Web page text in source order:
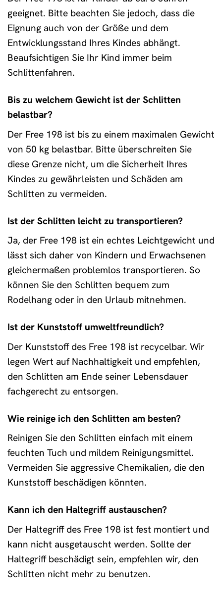
geeignet. Bitte beachten Sie jedoch, dass die
Eignung auch von der Größe und dem
Entwicklungsstand Ihres Kindes abhängt.
Beaufsichtigen Sie Ihr Kind immer beim
Schlittenfahren.
Bis zu welchem Gewicht ist der Schlitten
belastbar?
Der Free 198 ist bis zu einem maximalen Gewicht
von 50 kg belastbar. Bitte überschreiten Sie
diese Grenze nicht, um die Sicherheit Ihres
Kindes zu gewährleisten und Schäden am
Schlitten zu vermeiden.
Ist der Schlitten leicht zu transportieren?
Ja, der Free 198 ist ein echtes Leichtgewicht und
lässt sich daher von Kindern und Erwachsenen
gleichermaßen problemlos transportieren. So
können Sie den Schlitten bequem zum
Rodelhang oder in den Urlaub mitnehmen.
Ist der Kunststoff umweltfreundlich?
Der Kunststoff des Free 198 ist recycelbar. Wir
legen Wert auf Nachhaltigkeit und empfehlen,
den Schlitten am Ende seiner Lebensdauer
fachgerecht zu entsorgen.
Wie reinige ich den Schlitten am besten?
Reinigen Sie den Schlitten einfach mit einem
feuchten Tuch und mildem Reinigungsmittel.
Vermeiden Sie aggressive Chemikalien, die den
Kunststoff beschädigen könnten.
Kann ich den Haltegriff austauschen?
Der Haltegriff des Free 198 ist fest montiert und
kann nicht ausgetauscht werden. Sollte der
Haltegriff beschädigt sein, empfehlen wir, den
Schlitten nicht mehr zu benutzen.